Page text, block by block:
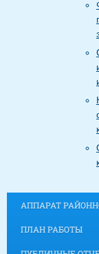
АППАРАТ
ПЛАН РАБОТЫ